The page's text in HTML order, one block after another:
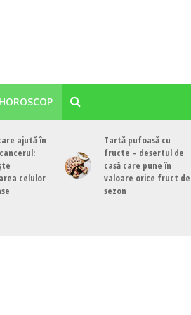
HOROSCOP
ajută în
celulor
Tartă pufoasă cu
fructe – desertul de
casă care pune în
valoare orice fruct de
sezon